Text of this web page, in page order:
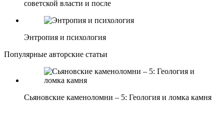
советской власти и после
Энтропия и психология
Популярные авторские статьи
Сьяновские каменоломни – 5: Геология и ломка камня